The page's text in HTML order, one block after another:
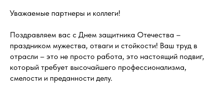
Уважаемые партнеры и коллеги!
Поздравляем вас с Днем защитника Отечества –
праздником мужества, отваги и стойкости! Ваш труд в
отрасли – это не просто работа, это настоящий подвиг,
который требует высочайшего профессионализма,
смелости и преданности делу.